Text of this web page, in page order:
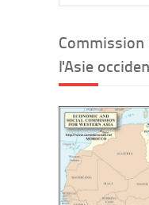
l'Asie